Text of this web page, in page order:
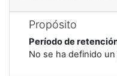
Propósito
Período de
No se ha definido